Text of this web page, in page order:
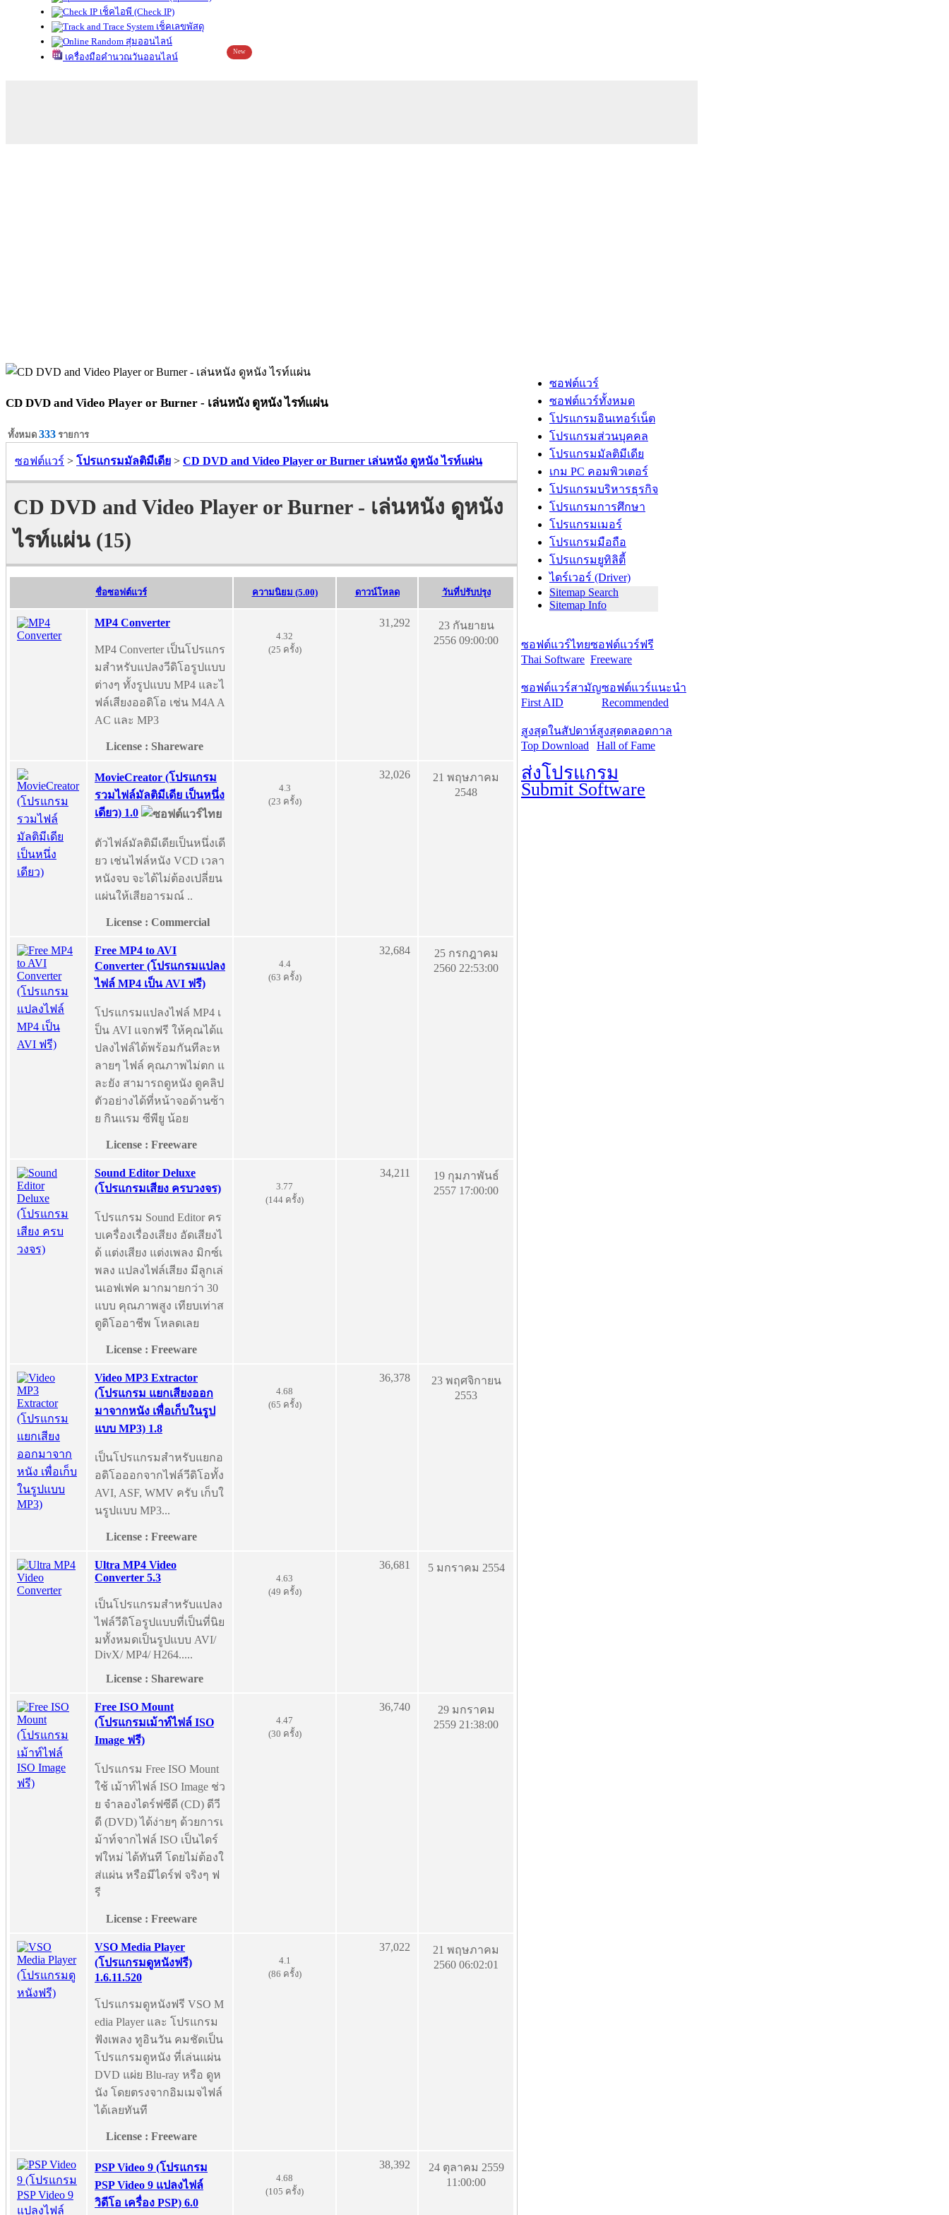
เช็คไอพี (Check IP)
เช็คเลขพัสดุ
สุ่มออนไลน์
เครื่องมือคำนวณวันออนไลน์
New
CD DVD and Video Player or Burner - เล่นหนัง ดูหนัง ไรท์แผ่น
ทั้งหมด 333 รายการ
ซอฟต์แวร์ > โปรแกรมมัลติมีเดีย > CD DVD and Video Player or Burner เล่นหนัง ดูหนัง ไรท์แผ่น
CD DVD and Video Player or Burner - เล่นหนัง ดูหนัง
ไรท์แผ่น (15)
ชื่อซอฟต์แวร์ ความนิยม (5.00) ดาวน์โหลด วันที่ปรับปรุง
MP4 Converter
MP4 Converter เป็นโปรแกร
มสำหรับแปลงวีดิโอรูปแบบ
ต่างๆ ทั้งรูปแบบ MP4 และไ
ฟล์เสียงออดิโอ เช่น M4A A
AC และ MP3
License : Shareware
4.32
(25 ครั้ง)
31,292
23 กันยายน
2556 09:00:00
MovieCreator (โปรแกรม
รวมไฟล์มัลติมีเดีย เป็นหนึ่ง
เดียว) 1.0
ตัวไฟล์มัลติมีเดียเป็นหนึ่งเดี
ยว เช่นไฟล์หนัง VCD เวลา
หนังจบ จะได้ไม่ต้องเปลี่ยน
แผ่นให้เสียอารมณ์ ..
License : Commercial
4.3
(23 ครั้ง)
32,026
21 พฤษภาคม
2548
Free MP4 to AVI
Converter (โปรแกรมแปลง
ไฟล์ MP4 เป็น AVI ฟรี)
โปรแกรมแปลงไฟล์ MP4 เ
ป็น AVI แจกฟรี ให้คุณได้แ
ปลงไฟล์ได้พร้อมกันทีละห
ลายๆ ไฟล์ คุณภาพไม่ตก แ
ละยัง สามารถดูหนัง ดูคลิป
ตัวอย่างได้ที่หน้าจอด้านซ้า
ย กินแรม ซีพียู น้อย
License : Freeware
4.4
(63 ครั้ง)
32,684
25 กรกฎาคม
2560 22:53:00
Sound Editor Deluxe
(โปรแกรมเสียง ครบวงจร)
โปรแกรม Sound Editor คร
บเครื่องเรื่องเสียง อัดเสียงไ
ด้ แต่งเสียง แต่งเพลง มิกซ์เ
พลง แปลงไฟล์เสียง มีลูกเล่
นเอฟเฟค มากมายกว่า 30
แบบ คุณภาพสูง เทียบเท่าส
ตูดิโออาชีพ โหลดเลย
License : Freeware
3.77
(144 ครั้ง)
34,211
19 กุมภาพันธ์
2557 17:00:00
Video MP3 Extractor
(โปรแกรม แยกเสียงออก
มาจากหนัง เพื่อเก็บในรูป
แบบ MP3) 1.8
เป็นโปรแกรมสำหรับแยกอ
อดิโอออกจากไฟล์วีดิโอทั้ง
AVI, ASF, WMV ครับ เก็บใ
นรูปแบบ MP3...
License : Freeware
4.68
(65 ครั้ง)
36,378
23 พฤศจิกายน
2553
Ultra MP4 Video
Converter 5.3
เป็นโปรแกรมสำหรับแปลง
ไฟล์วีดิโอรูปแบบที่เป็นที่นิย
มทั้งหมดเป็นรูปแบบ AVI/
DivX/ MP4/ H264.....
License : Shareware
4.63
(49 ครั้ง)
36,681 5 มกราคม 2554
Free ISO Mount
(โปรแกรมเม้าท์ไฟล์ ISO
Image ฟรี)
โปรแกรม Free ISO Mount
ใช้ เม้าท์ไฟล์ ISO Image ช่ว
ย จำลองไดร์ฟซีดี (CD) ดีวี
ดี (DVD) ได้ง่ายๆ ด้วยการเ
ม้าท์จากไฟล์ ISO เป็นไดร์
ฟใหม่ ได้ทันที โดยไม่ต้องใ
ส่แผ่น หรือมีไดร์ฟ จริงๆ ฟ
รี
License : Freeware
4.47
(30 ครั้ง)
36,740
29 มกราคม
2559 21:38:00
VSO Media Player
(โปรแกรมดูหนังฟรี)
1.6.11.520
โปรแกรมดูหนังฟรี VSO M
edia Player และ โปรแกรม
ฟังเพลง ทูอินวัน คมชัดเป็น
โปรแกรมดูหนัง ที่เล่นแผ่น
DVD แผ่ย Blu-ray หรือ ดูห
นัง โดยตรงจากอิมเมจไฟล์
ได้เลยทันที
License : Freeware
4.1
(86 ครั้ง)
37,022
21 พฤษภาคม
2560 06:02:01
PSP Video 9 (โปรแกรม
PSP Video 9 แปลงไฟล์
วิดีโอ เครื่อง PSP) 6.0
4.68
(105 ครั้ง)
38,392
24 ตุลาคม 2559
11:00:00
ซอฟต์แวร์
ซอฟต์แวร์ทั้งหมด
โปรแกรมอินเทอร์เน็ต
โปรแกรมส่วนบุคคล
โปรแกรมมัลติมีเดีย
เกม PC คอมพิวเตอร์
โปรแกรมบริหารธุรกิจ
โปรแกรมการศึกษา
โปรแกรมเมอร์
โปรแกรมมือถือ
โปรแกรมยูทิลิตี้
ไดร์เวอร์ (Driver)
Sitemap Search
Sitemap Info
ซอฟต์แวร์ไทย
Thai Software
ซอฟต์แวร์ฟรี
Freeware
ซอฟต์แวร์สามัญ
First AID
ซอฟต์แวร์แนะนำ
Recommended
สูงสุดในสัปดาห์
Top Download
สูงสุดตลอดกาล
Hall of Fame
ส่งโปรแกรม
Submit Software